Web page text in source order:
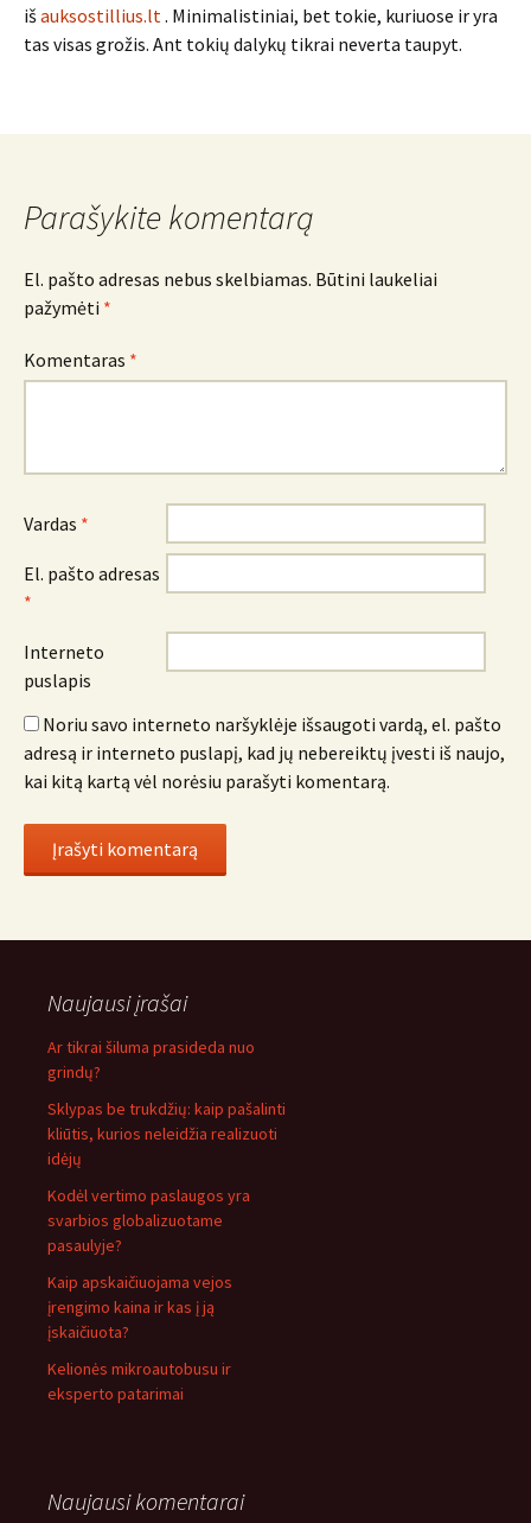
išauksostillius.lt. Minimalistiniai, bet tokie, kuriuose ir yra
tas visas grožis. Ant tokių dalykų tikrai neverta taupyt.
Parašykite komentarą
El. pašto adresas nebus skelbiamas. Būtini laukeliai
pažymėti *
Komentaras *
Vardas *
El. pašto adresas
*
Interneto
puslapis
Noriu savo interneto naršyklėje išsaugoti vardą, el. pašto
adresą ir interneto puslapį, kad jų nebereiktų įvesti iš naujo,
kai kitą kartą vėl norėsiu parašyti komentarą.
Naujausi įrašai
Ar tikrai šiluma prasideda nuo
grindų?
Sklypas be trukdžių: kaip pašalinti
kliūtis, kurios neleidžia realizuoti
idėjų
Kodėl vertimo paslaugos yra
svarbios globalizuotame
pasaulyje?
Kaip apskaičiuojama vejos
įrengimo kaina ir kas į ją
įskaičiuota?
Kelionės mikroautobusu ir
eksperto patarimai
Naujausi komentarai